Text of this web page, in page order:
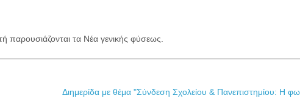
παρουσιάζονται τα Νέα γενικής φύσεως.
Διημερίδα με θέμα "Σύνδεση Σχολείου & Πανεπιστημίου: Η